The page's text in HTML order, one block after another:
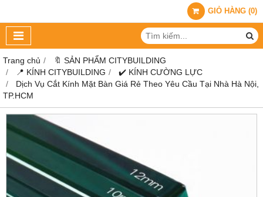
GIỎ HÀNG (0)
Trang chủ
🔖 SẢN PHẨM CITYBUILDING
📍 KÍNH CITYBUILDING
✔️ KÍNH CƯỜNG LỰC
Dịch Vụ Cắt Kính Mặt Bàn Giá Rẻ Theo Yêu Cầu Tại Nhà Hà Nội,
TP.HCM